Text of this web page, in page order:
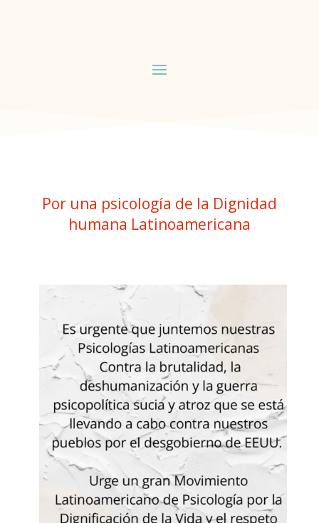
Por una psicología de la Dignidad
humana Latinoamericana